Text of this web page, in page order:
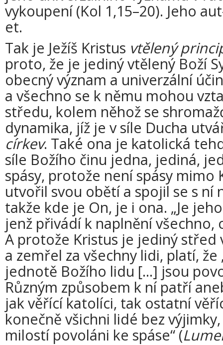
vykoupení (Kol 1,15–20). Jeho
et.
Tak je Ježíš Kristus vtělený
proto, že je jediný vtělený Boží
obecný význam a univerzální
a všechno se k němu mohou
středu, kolem něhož se
dynamika, jíž je v síle Ducha
církev. Také ona je katolická
síle Božího činu jedna, jediná,
spásy, protože není spásy mimo
utvořil svou obětí a spojil se s ní
takže kde je On, je i ona. „Je
jenž přivádí k naplnění všechno,
A protože Kristus je jediný střed
a zemřel za všechny lidi, platí,
jednotě Božího lidu [...] jsou
Různým způsobem k ní patří
jak věřící katolíci, tak ostatní
konečně všichni lidé bez
milostí povoláni ke spáse“ (